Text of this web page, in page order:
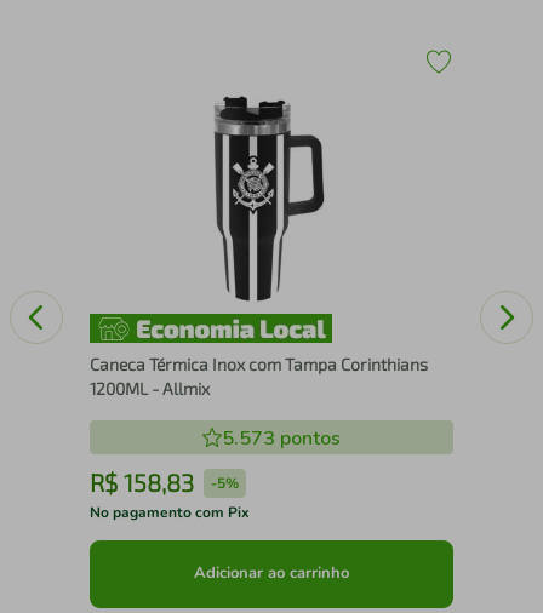
Caneca Térmica Inox com Tampa Corinthians
1200ML - Allmix
5.573 pontos
R$ 158,83 -5%
No pagamento com Pix
Adicionar ao carrinho